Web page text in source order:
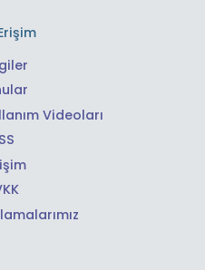
Videoları